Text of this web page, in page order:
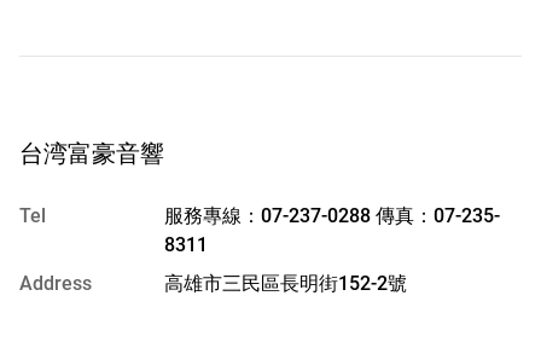
台湾富豪音響
Tel
服務專線：07-237-0288 傳真：07-235-
8311
Address
高雄市三民區長明街152-2號